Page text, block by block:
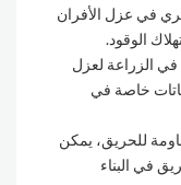
في عزل الأفران
الوقود.
الزراعة لعزل
خاصة في
للحريق، يمكن
في البناء